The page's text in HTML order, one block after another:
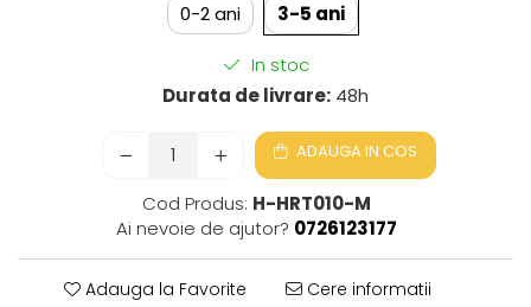
0-2 ani
3-5 ani
In stoc
Durata de livrare: 48h
ADAUGA IN COS
Cod Produs: H-HRT010-M
Ai nevoie de ajutor? 0726123177
Adauga la Favorite Cere informatii